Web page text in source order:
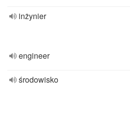
inżynier
engineer
środowisko